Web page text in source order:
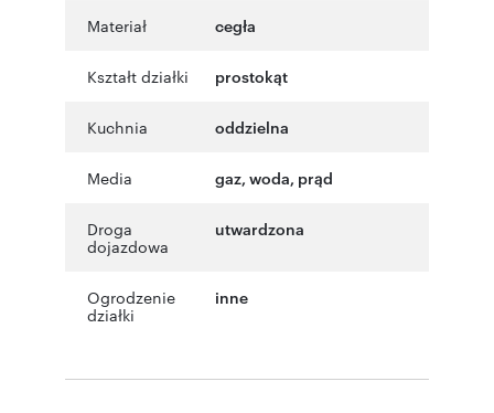
Materiał cegła
Kształt działki prostokąt
Kuchnia oddzielna
Media gaz, woda, prąd
Droga
dojazdowa
utwardzona
Ogrodzenie
działki
inne